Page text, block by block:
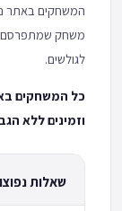
המשחקים באתר
משחק שמתפרסם
לגולשים.
כל המשחקים
וזמינים ללא
שאלות